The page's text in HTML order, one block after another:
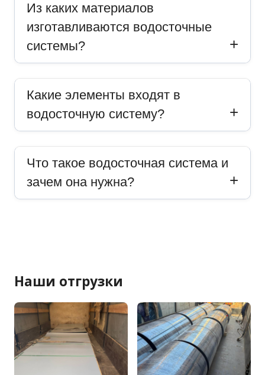
Из каких материалов
изготавливаются водосточные
системы?
Какие элементы входят в
водосточную систему?
Что такое водосточная система и
зачем она нужна?
Наши отгрузки